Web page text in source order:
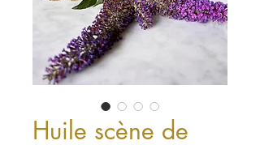
Huile scène de